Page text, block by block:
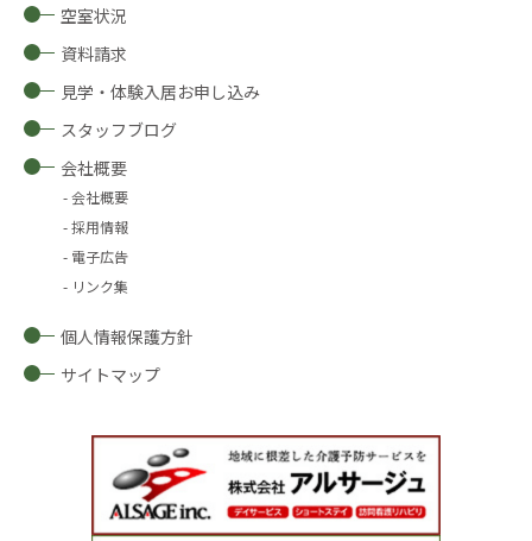
空室状況
資料請求
見学・体験入居お申し込み
スタッフブログ
会社概要
会社概要
採用情報
電子広告
リンク集
個人情報保護方針
サイトマップ